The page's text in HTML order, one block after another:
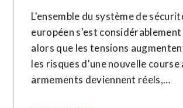
L'ensemble du système de
européen s'est
alors que les tensions
les risques d'une nouvelle course
armements deviennent réels,…